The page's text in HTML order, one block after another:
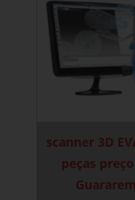
scanner 3D
peças